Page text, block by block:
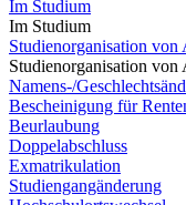
Im Studium
Im Studium
Studienorganisation von
Studienorganisation von
Namens-/
Bescheinigung für
Beurlaubung
Doppelabschluss
Exmatrikulation
Studiengangänderung